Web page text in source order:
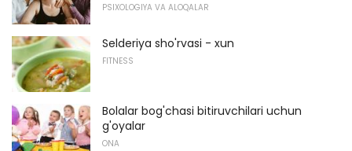
PSIXOLOGIYA VA ALOQALAR
Selderiya sho'rvasi - xun
FITNESS
Bolalar bog'chasi bitiruvchilari uchun
g'oyalar
ONA